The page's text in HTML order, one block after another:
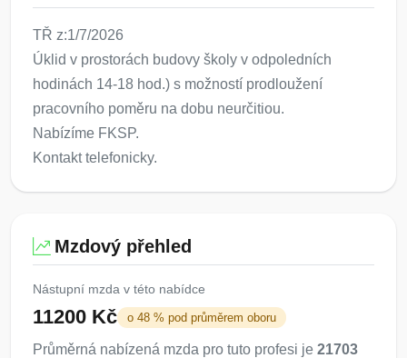
TŘ z:1/7/2026
Úklid v prostorách budovy školy v odpoledních
hodinách 14-18 hod.) s možností prodloužení
pracovního poměru na dobu neurčitiou.
Nabízíme FKSP.
Kontakt telefonicky.
Mzdový přehled
Nástupní mzda v této nabídce
11200 Kč o 48 % pod průměrem oboru
Průměrná nabízená mzda pro tuto profesi je 21703